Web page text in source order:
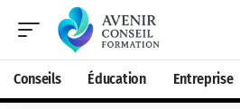
Conseils Éducation Entreprise